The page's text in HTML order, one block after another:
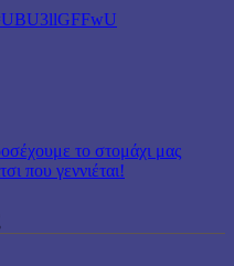
το στομάχι μας
που γεννιέται!